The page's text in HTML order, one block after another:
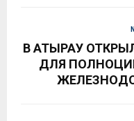
В АТЫРАУ
ДЛЯ